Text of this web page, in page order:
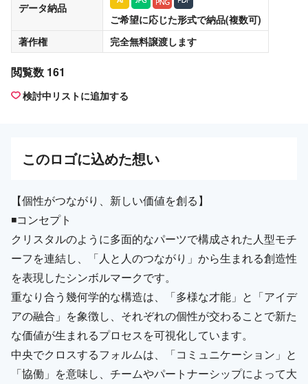
データ納品
ご希望に応じた形式で納品(複数可)
著作権
完全無料譲渡します
閲覧数 161
検討中リストに追加する
このロゴに込めた想い
【個性がつながり、新しい価値を創る】
◾️コンセプト
クリスタルのように多面的なパーツで構成された人型モチ
ーフを連結し、「人と人のつながり」から生まれる創造性
を表現したシンボルマークです。
重なり合う幾何学的な構造は、「多様な才能」と「アイデ
アの融合」を象徴し、それぞれの個性が交わることで新た
な価値が生まれるプロセスを可視化しています。
中央でクロスするフォルムは、「コミュニケーション」と
「協働」を意味し、チームやパートナーシップによって大